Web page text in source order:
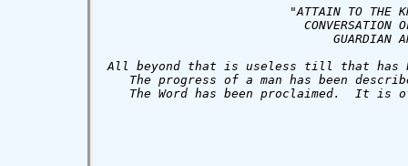
"ATTAIN TO THE
CONVERSATION
GUARDIAN
All beyond that is useless till that has
The progress of a man has been
The Word has been proclaimed.  It is